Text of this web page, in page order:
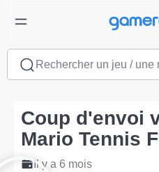
Rechercher un jeu / une
Coup d'envoi
Mario Tennis
Il y a 6 mois